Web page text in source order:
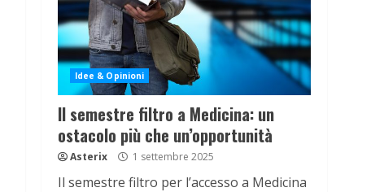
Idee & Opinioni
Il semestre filtro a Medicina: un
ostacolo più che un’opportunità
Asterix 1 settembre 2025
Il semestre filtro per l’accesso a Medicina